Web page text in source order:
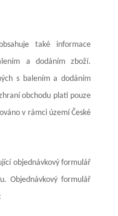
také informace
a dodáním zboží.
s balením a dodáním
obchodu platí pouze
v rámci území České
objednávkový formulář
Objednávkový formulář